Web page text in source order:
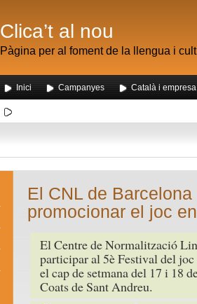
Clica’t al nou
Pàgina per al foment de la llengua i
Inici Campanyes Català i empresa
El CNL de
promocionar el joc
El Centre de Normalització
participar al 5è Festival del
el cap de setmana del 17 i 18
Coats de Sant Andreu.